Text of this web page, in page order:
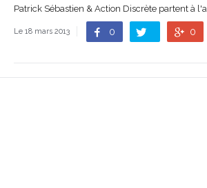
Patrick Sébastien & Action Discrète partent à
Le 18 mars 2013 0 0